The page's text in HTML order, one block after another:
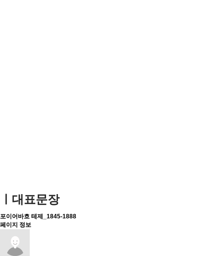
ㅣ대표문장
포이어바흐 테제_1845-1888
페이지 정보